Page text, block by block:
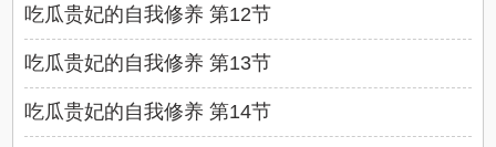
吃瓜贵妃的自我修养 第12节
吃瓜贵妃的自我修养 第13节
吃瓜贵妃的自我修养 第14节